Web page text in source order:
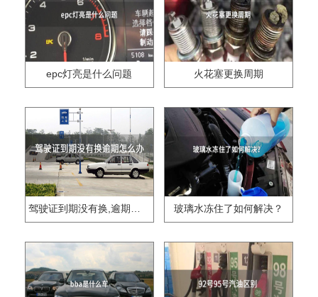
epc灯亮是什么问题 火花塞更换周期
驾驶证到期没有换,逾期怎么办?? 玻璃水冻住了如何解决？